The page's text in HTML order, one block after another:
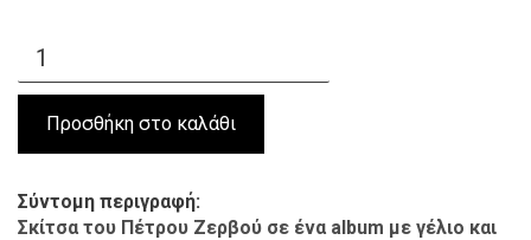
Σύντομη περιγραφή
Σκίτσα του Πέτρου Ζερβού σε ένα album με γέλιο και